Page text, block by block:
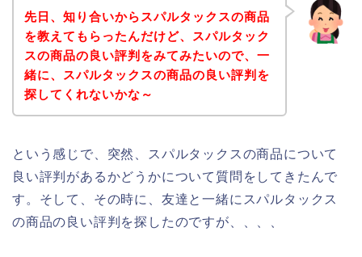
先日、知り合いからスパルタックスの商品
を教えてもらったんだけど、スパルタック
スの商品の良い評判をみてみたいので、一
緒に、スパルタックスの商品の良い評判を
探してくれないかな～
という感じで、突然、スパルタックスの商品について
良い評判があるかどうかについて質問をしてきたんで
す。そして、その時に、友達と一緒にスパルタックス
の商品の良い評判を探したのですが、、、、